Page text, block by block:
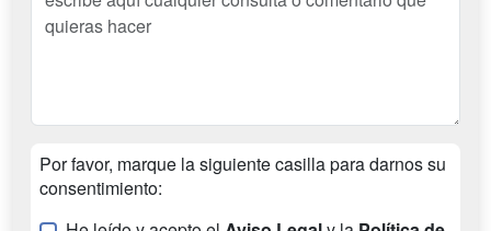
Por favor, marque la siguiente casilla para darnos su
consentimiento: